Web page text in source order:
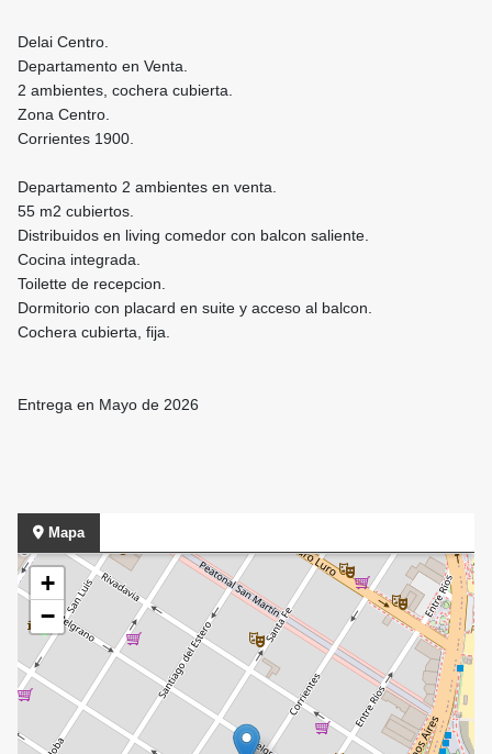
Delai Centro.
Departamento en Venta.
2 ambientes, cochera cubierta.
Zona Centro.
Corrientes 1900.
Departamento 2 ambientes en venta.
55 m2 cubiertos.
Distribuidos en living comedor con balcon saliente.
Cocina integrada.
Toilette de recepcion.
Dormitorio con placard en suite y acceso al balcon.
Cochera cubierta, fija.
Entrega en Mayo de 2026
Mapa
+
−